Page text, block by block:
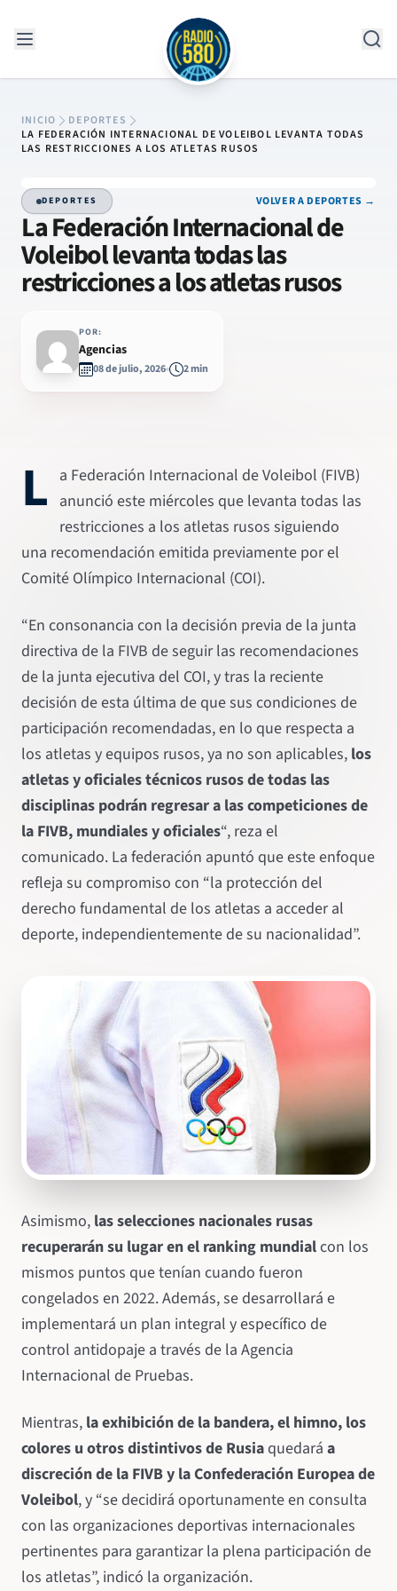
INICIO
DEPORTES
LA FEDERACIÓN INTERNACIONAL DE VOLEIBOL LEVANTA TODAS
LAS RESTRICCIONES A LOS ATLETAS RUSOS
DEPORTES VOLVER A DEPORTES →
La Federación Internacional de
Voleibol levanta todas las
restricciones a los atletas rusos
POR:
Agencias
08 de julio, 2026 2 min
L a Federación Internacional de Voleibol (FIVB)
anunció este miércoles que levanta todas las
restricciones a los atletas rusos siguiendo
una recomendación emitida previamente por el
Comité Olímpico Internacional (COI).
“En consonancia con la decisión previa de la junta
directiva de la FIVB de seguir las recomendaciones
de la junta ejecutiva del COI, y tras la reciente
decisión de esta última de que sus condiciones de
participación recomendadas, en lo que respecta a
los atletas y equipos rusos, ya no son aplicables, los
atletas y oficiales técnicos rusos de todas las
disciplinas podrán regresar a las competiciones de
la FIVB, mundiales y oficiales“, reza el
comunicado. La federación apuntó que este enfoque
refleja su compromiso con “la protección del
derecho fundamental de los atletas a acceder al
deporte, independientemente de su nacionalidad”.
Asimismo, las selecciones nacionales rusas
recuperarán su lugar en el ranking mundialcon los
mismos puntos que tenían cuando fueron
congelados en 2022. Además, se desarrollará e
implementará un plan integral y específico de
control antidopaje a través de la Agencia
Internacional de Pruebas.
Mientras, la exhibición de la bandera, el himno, los
colores u otros distintivos de Rusiaquedará a
discreción de la FIVB y la Confederación Europea de
Voleibol, y “se decidirá oportunamente en consulta
con las organizaciones deportivas internacionales
pertinentes para garantizar la plena participación de
los atletas”, indicó la organización.